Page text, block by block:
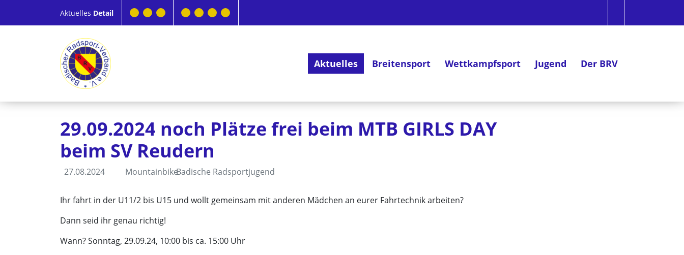
Aktuelles Detail
Aktuelles Breitensport Wettkampfsport Jugend Der BRV
29.09.2024 noch Plätze frei beim MTB GIRLS DAY
beim SV Reudern
27.08.2024 MountainbikeBadische Radsportjugend
Ihr fahrt in der U11/2 bis U15 und wollt gemeinsam mit anderen Mädchen an eurer Fahrtechnik arbeiten?
Dann seid ihr genau richtig!
Wann? Sonntag, 29.09.24, 10:00 bis ca. 15:00 Uhr